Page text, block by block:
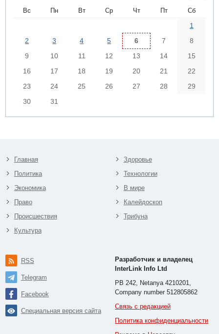
Вс Пн Вт Ср Чт Пт Сб
1
2
3 4 5 6 7
8
9
10 11 12 13 14
15
16
17 18 19 20 21
22
23
24 25 26 27 28
29
30
31
Главная
Политика
Экономика
Право
Происшествия
Культура
Здоровье
Технологии
В мире
Калейдоскоп
Трибуна
RSS
Telegram
Facebook
Специальная версия сайта
Разработчик и владелец
InterLink Info Ltd
PB 242, Netanya 4210201,
Company number 512805862
Связь с редакцией
Политика конфиденциальности